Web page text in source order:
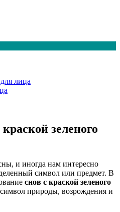
лица
зеленого
и иногда нам интересно
символ или предмет. В
снов с краской зеленого
природы, возрождения и